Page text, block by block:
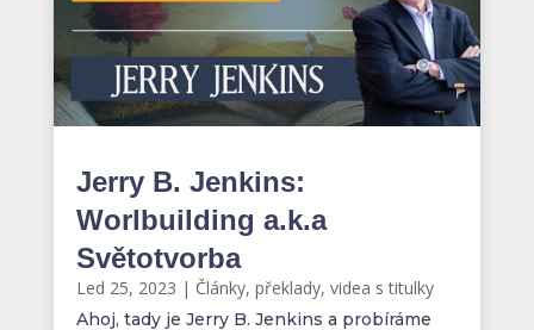
Jerry B. Jenkins:
Worlbuilding a.k.a
Světotvorba
Led 25, 2023 | Články, překlady, videa s titulky
Ahoj, tady je Jerry B. Jenkins a probíráme